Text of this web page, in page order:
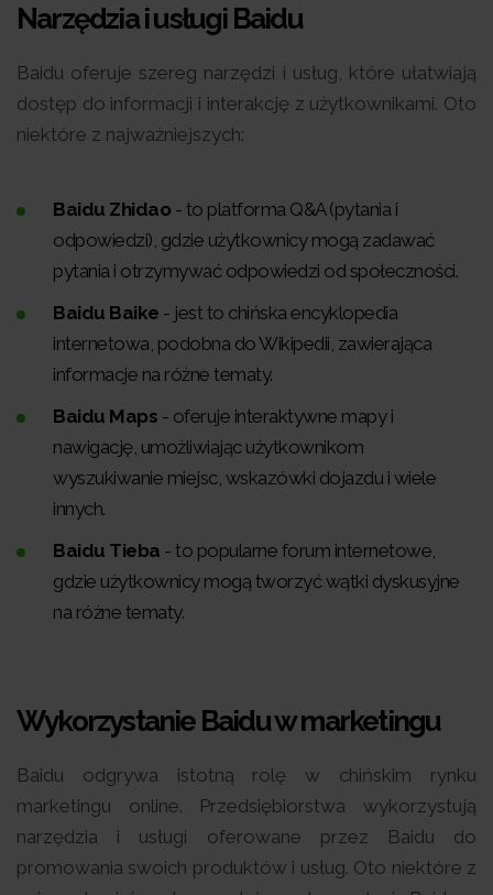
Narzędzia i usługi Baidu
Baidu oferuje szereg narzędzi i usług, które ułatwiają
dostęp do informacji i interakcję z użytkownikami. Oto
niektóre z najważniejszych:
Baidu Zhidao - to platforma Q&A (pytania i
odpowiedzi), gdzie użytkownicy mogą zadawać
pytania i otrzymywać odpowiedzi od społeczności.
Baidu Baike - jest to chińska encyklopedia
internetowa, podobna do Wikipedii, zawierająca
informacje na różne tematy.
Baidu Maps - oferuje interaktywne mapy i
nawigację, umożliwiając użytkownikom
wyszukiwanie miejsc, wskazówki dojazdu i wiele
innych.
Baidu Tieba - to popularne forum internetowe,
gdzie użytkownicy mogą tworzyć wątki dyskusyjne
na różne tematy.
Wykorzystanie Baidu w marketingu
Baidu odgrywa istotną rolę w chińskim rynku
marketingu online. Przedsiębiorstwa wykorzystują
narzędzia i usługi oferowane przez Baidu do
promowania swoich produktów i usług. Oto niektóre z